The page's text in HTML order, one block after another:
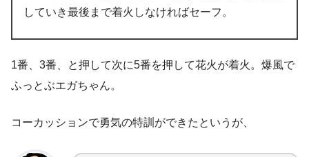
していき最後まで着火しなければセーフ。
1番、3番、と押して次に5番を押して花火が着火。爆風で
ふっとぶエガちゃん。
コーカッションで勇気の特訓ができたというが、